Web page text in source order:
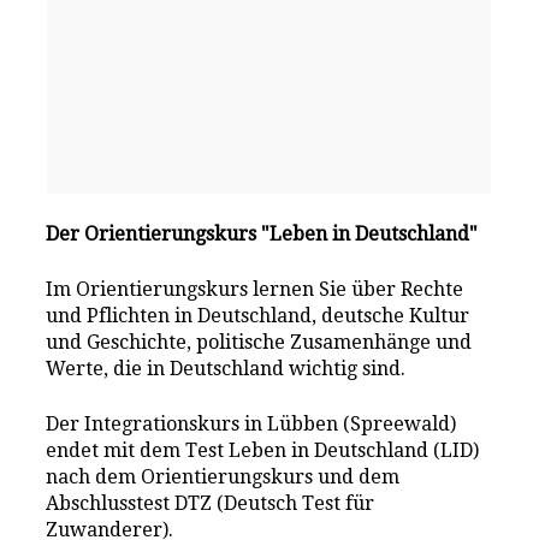
Der Orientierungskurs "Leben in Deutschland"
Im Orientierungskurs lernen Sie über Rechte
und Pflichten in Deutschland, deutsche Kultur
und Geschichte, politische Zusamenhänge und
Werte, die in Deutschland wichtig sind.
Der Integrationskurs in Lübben (Spreewald)
endet mit dem Test Leben in Deutschland (LID)
nach dem Orientierungskurs und dem
Abschlusstest DTZ (Deutsch Test für
Zuwanderer).